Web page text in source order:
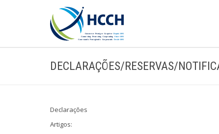
DECLARAÇÕES/RESERVAS/
Declarações
Artigos: